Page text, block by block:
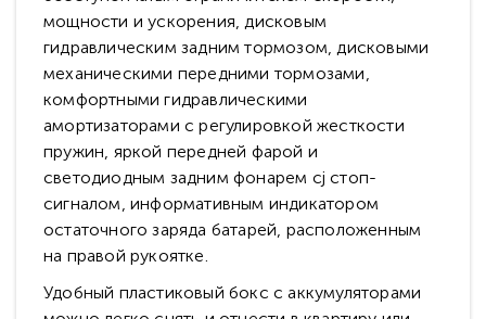
мощности и ускорения, дисковым
гидравлическим задним тормозом, дисковыми
механическими передними тормозами,
комфортными гидравлическими
амортизаторами с регулировкой жесткости
пружин, яркой передней фарой и
светодиодным задним фонарем сj стоп-
сигналом, информативным индикатором
остаточного заряда батарей, расположенным
на правой рукоятке.
Удобный пластиковый бокс с аккумуляторами